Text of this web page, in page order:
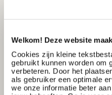
Welkom! Deze website
Cookies zijn kleine
gebruikt kunnen worden om
verbeteren. Door het
als gebruiker een optimale
we onze informatie beter